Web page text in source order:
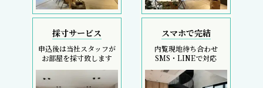
採寸サービス
申込後は当社スタッフが
お部屋を採寸致します
スマホで完結
内覧現地待ち合わせ
SMS・LINEで対応